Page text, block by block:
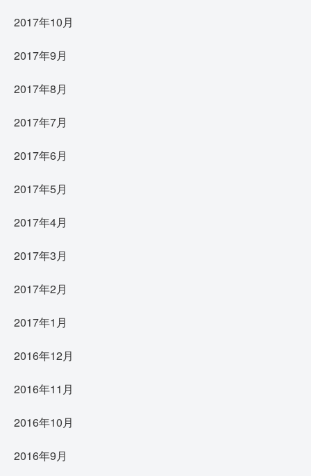
2017年10月
2017年9月
2017年8月
2017年7月
2017年6月
2017年5月
2017年4月
2017年3月
2017年2月
2017年1月
2016年12月
2016年11月
2016年10月
2016年9月